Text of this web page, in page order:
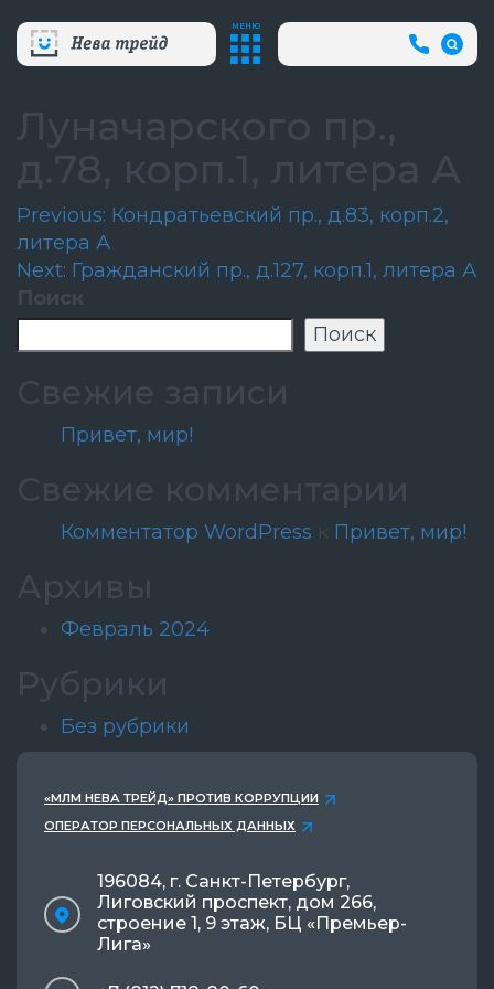
МЕНЮ
+7
(812)
Луначарского пр.,
д.78, корп.1, литера А
Навигация
по
записям
Previous: Кондратьевский пр., д.83, корп.2,
литера А
Next: Гражданский пр., д.127, корп.1, литера А
Поиск
Поиск
Свежие записи
Привет, мир!
Свежие комментарии
Комментатор WordPress к Привет, мир!
Архивы
Февраль 2024
Рубрики
Без рубрики
«МЛМ НЕВА ТРЕЙД» ПРОТИВ КОРРУПЦИИ
ОПЕРАТОР ПЕРСОНАЛЬНЫХ ДАННЫХ
196084, г. Санкт-Петербург,
Лиговский проспект, дом 266,
строение 1, 9 этаж, БЦ «Премьер-
Лига»